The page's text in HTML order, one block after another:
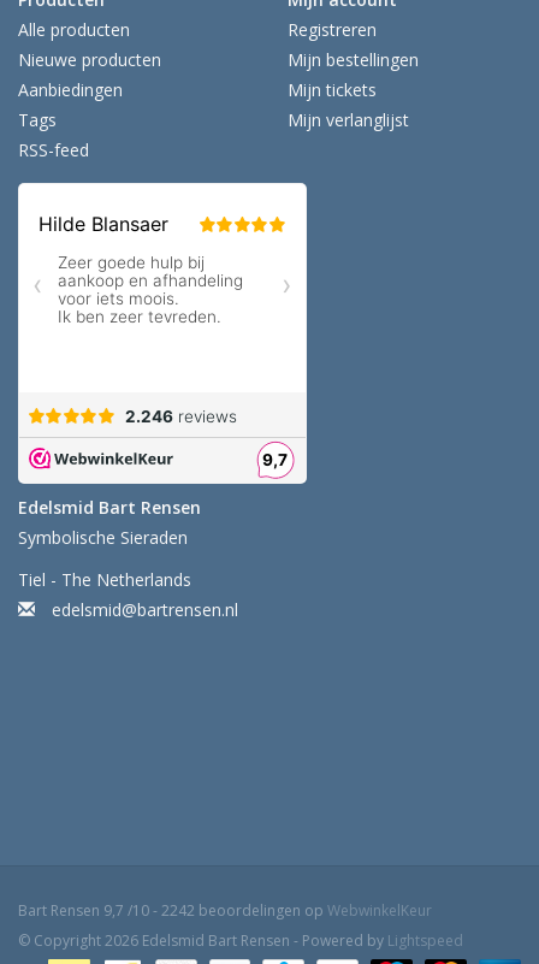
Alle producten
Nieuwe producten
Aanbiedingen
Tags
RSS-feed
Registreren
Mijn bestellingen
Mijn tickets
Mijn verlanglijst
Edelsmid Bart Rensen
Symbolische Sieraden
Tiel - The Netherlands
edelsmid@bartrensen.nl
Bart Rensen 9,7 /10-2242 beoordelingen op WebwinkelKeur
© Copyright 2026 Edelsmid Bart Rensen - Powered by Lightspeed